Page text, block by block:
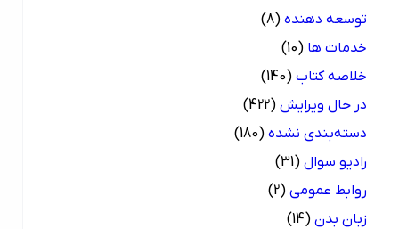
توسعه دهنده (8)
خدمات ها (10)
خلاصه کتاب (140)
در حال ویرایش (422)
دسته‌بندی نشده (180)
رادیو سوال (31)
روابط عمومی (2)
زبان بدن (14)